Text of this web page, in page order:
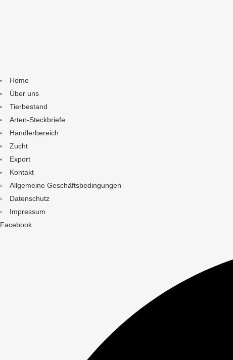
Home
Über uns
Tierbestand
Arten-Steckbriefe
Händlerbereich
Zucht
Export
Kontakt
Allgemeine Geschäftsbedingungen
Datenschutz
Impressum
Facebook